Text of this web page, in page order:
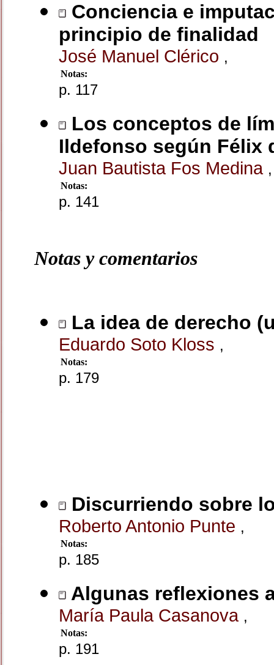
Conciencia e
principio de finalidad
José Manuel Clérico ,
Notas:
p. 117
Los conceptos de
Ildefonso según Félix
Juan Bautista Fos Medina ,
Notas:
p. 141
Notas y comentarios
La idea de derecho
Eduardo Soto Kloss ,
Notas:
p. 179
Discurriendo sobre
Roberto Antonio Punte ,
Notas:
p. 185
Algunas reflexiones
María Paula Casanova ,
Notas:
p. 191